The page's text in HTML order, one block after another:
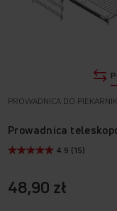
48,90 zł
PROWADNICA DO
4.9 (15)